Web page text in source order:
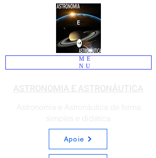
ASTRONOMIA E ASTRONÁUTICA
ME
NU
Astronomia e Astronáutica de forma
simples e didática
Apoie